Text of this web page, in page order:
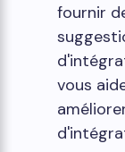
fournir
vous